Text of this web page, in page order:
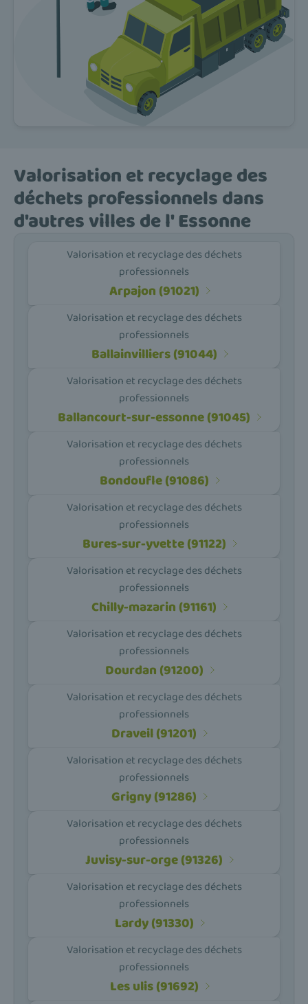
Valorisation et recyclage des
déchets professionnels dans
d'autres villes de l' Essonne
Valorisation et recyclage des déchets
professionnels
Arpajon (91021)
Valorisation et recyclage des déchets
professionnels
Ballainvilliers (91044)
Valorisation et recyclage des déchets
professionnels
Ballancourt-sur-essonne (91045)
Valorisation et recyclage des déchets
professionnels
Bondoufle (91086)
Valorisation et recyclage des déchets
professionnels
Bures-sur-yvette (91122)
Valorisation et recyclage des déchets
professionnels
Chilly-mazarin (91161)
Valorisation et recyclage des déchets
professionnels
Dourdan (91200)
Valorisation et recyclage des déchets
professionnels
Draveil (91201)
Valorisation et recyclage des déchets
professionnels
Grigny (91286)
Valorisation et recyclage des déchets
professionnels
Juvisy-sur-orge (91326)
Valorisation et recyclage des déchets
professionnels
Lardy (91330)
Valorisation et recyclage des déchets
professionnels
Les ulis (91692)